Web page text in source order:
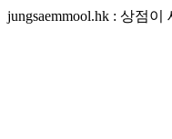
jungsaemmool.hk : 상점